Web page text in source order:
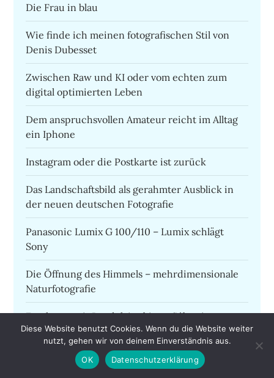
Die Frau in blau
Wie finde ich meinen fotografischen Stil von
Denis Dubesset
Zwischen Raw und KI oder vom echten zum
digital optimierten Leben
Dem anspruchsvollen Amateur reicht im Alltag
ein Iphone
Instagram oder die Postkarte ist zurück
Das Landschaftsbild als gerahmter Ausblick in
der neuen deutschen Fotografie
Panasonic Lumix G 100/110 – Lumix schlägt
Sony
Die Öffnung des Himmels – mehrdimensionale
Naturfotografie
Fotokunst mit Baudelaire bis zu Sébastien
Siraudeau oder die Kameralinse als Lichtpinsel
RICOH GR III Street Edition
Diese Website benutzt Cookies. Wenn du die Website weiter
nutzt, gehen wir von deinem Einverständnis aus.
OK
Datenschutzerklärung